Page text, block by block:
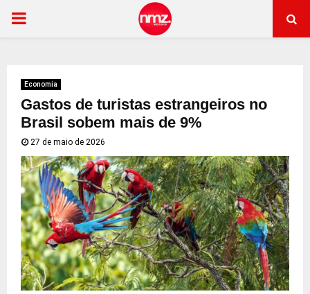
PRIMARY
Economia
Gastos de turistas estrangeiros no
Brasil sobem mais de 9%
27 de maio de 2026